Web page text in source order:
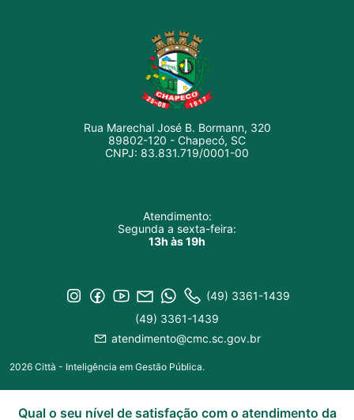
Rua Marechal José B. Bormann, 320
89802-120 - Chapecó, SC
CNPJ: 83.831.719/0001-00
Atendimento:
Segunda a sexta-feira:
13h às 19h
(49) 3361-1439
(49) 3361-1439
atendimento@cmc.sc.gov.br
2026 Città - Inteligência em Gestão Pública.
Qual o seu nível de satisfação com o atendimento da